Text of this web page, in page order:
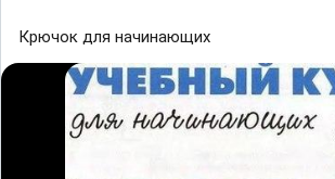
Крючок для начинающих